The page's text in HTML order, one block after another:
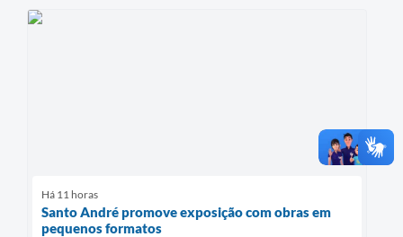
Há 11 horas
Santo André promove exposição com obras em
pequenos formatos